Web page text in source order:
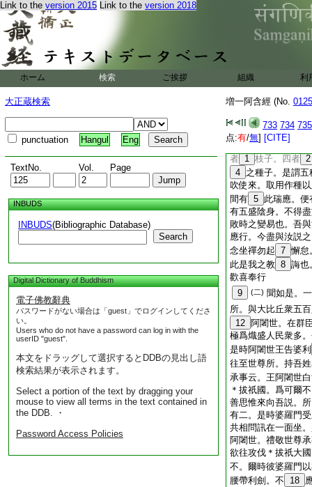
Link to the version 2015 Link to the version 2018
ホーム 検索 ご挨拶 組織 利
大正蔵検索
punctuation Hangul Eng
TextNo. Vol. Page
INBUDS
INBUDS(Bibliographic Database)
Search
Digital Dictionary of Buddhism
電子佛教辭典
パスワードがない場合は「guest」でログインしてくださ
い。
Users who do not have a password can log in with the
userID "guest".
本文をドラッグして選択するとDDBの見出し語
検索結果が表示されます。
Select a portion of the text by dragging your
mouse to view all terms in the text contained in
the DDB. ・
Password Access Policies
増一阿含經 (No.
733 734 735
点:有/無] [CITE]
便有此毘舍種 43
生便生此念。今日
由業之所致 45 也
爾時便有首陀羅種
第三名毘舍 次復
有此四種姓 漸漸
皆是天身來 而同
比丘。當知。爾時
然粳米
爾時便有五種穀子
者 1 枝子。四者 2
4 之種子。是謂
吹使來。取用作種
間有 5 此瑞應。
有五盛陰身。不得
敗時之變易也。吾
應行。今盡與汝説
念坐禪勿起 7 懈怠
此是我之教 8 誨也
歡喜奉行
9
(二) 聞如是。
所。與大比丘衆五
12 阿闍世。在群
極爲熾盛人民衆多
是時阿闍世王告婆利
往至世尊所。持吾
承事云。王阿闍世
＊拔祇國。爲可爾
善思惟來向吾説。
有二。是時婆羅門
共相問訊在一面坐
阿闍世。禮敬世尊
欲往攻伐＊拔祇大
不。爾時彼婆羅門
腰帶利劍。不
18